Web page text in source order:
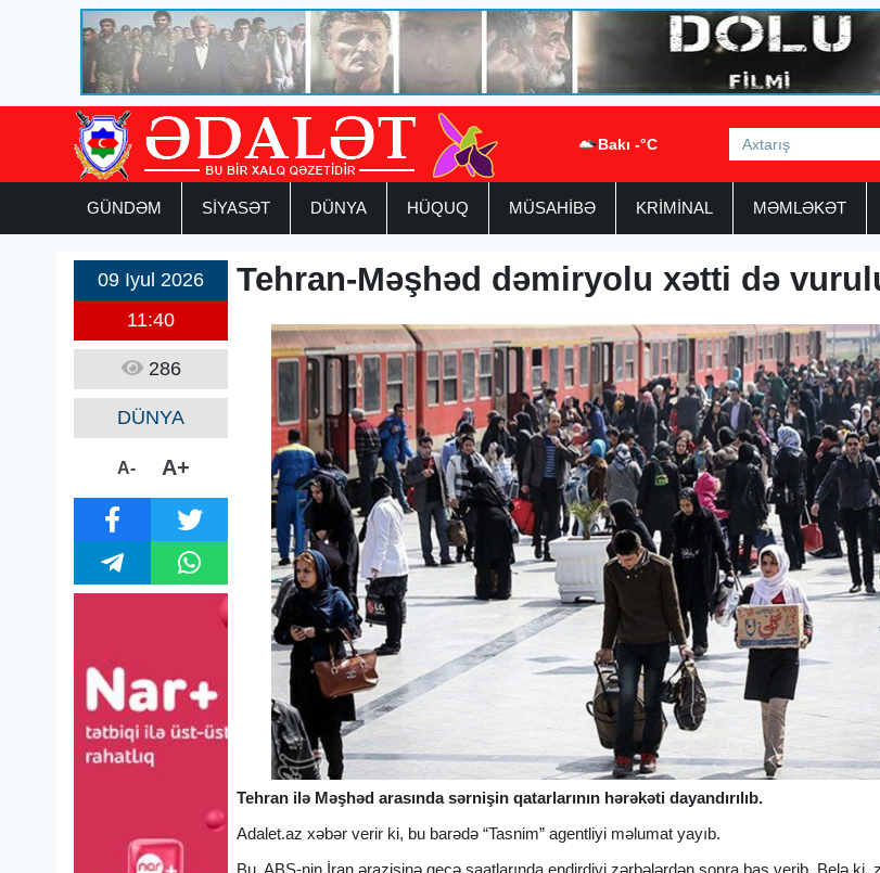
Bakı -°C
GÜNDƏM SİYASƏT DÜNYA HÜQUQ MÜSAHİBƏ KRİMİNAL MƏMLƏKƏT
09 Iyul 2026
11:40
286
DÜNYA
A- A+
Tehran-Məşhəd dəmiryolu xətti də
Tehran ilə Məşhəd arasında sərnişin qatarlarının hərəkəti dayandırılıb.
Adalet.az xəbər verir ki, bu barədə “Tasnim” agentliyi məlumat yayıb.
Bu, ABŞ-nin İran ərazisinə gecə saatlarında endirdiyi zərbələrdən sonra baş verib. Belə ki,